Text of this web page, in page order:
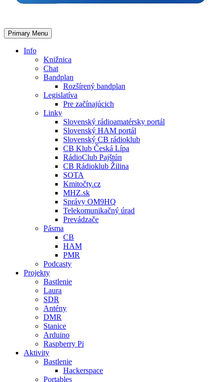
Primary Menu
Info
Knižnica
Chat
Bandplan
Rozšírený bandplan
Legislatíva
Pre začínajúcich
Linky
Slovenský rádioamatérsky portál
Slovenský HAM portál
Slovenský CB rádioklub
CB Klub Česká Lípa
RádioClub Pajštún
CB Rádioklub Žilina
SOTA
Kmitočty.cz
MHZ.sk
Správy OM9HQ
Telekomunikačný úrad
Prevádzače
Pásma
CB
HAM
PMR
Podcasty
Projekty
Bastlenie
Laura
SDR
Antény
DMR
Stanice
Arduino
Raspberry Pi
Aktivity
Bastlenie
Hackerspace
Portables